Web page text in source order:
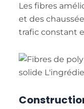
Les fibres
et des
trafic constant